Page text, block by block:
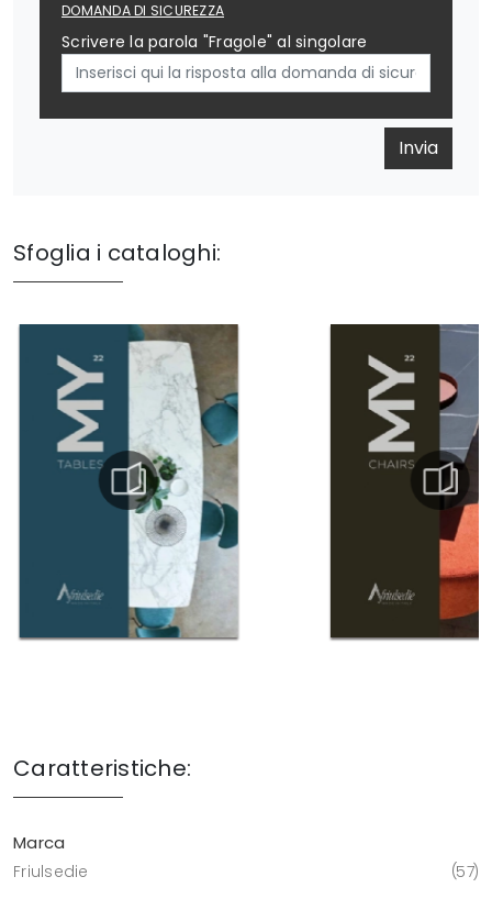
DOMANDA DI SICUREZZA
Scrivere la parola "Fragole" al singolare
Invia
Sfoglia i cataloghi:
Caratteristiche:
Marca
Friulsedie 57